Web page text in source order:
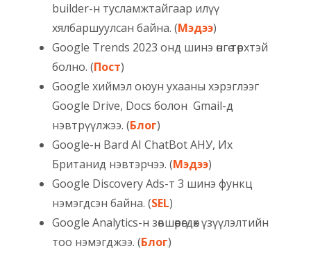
builder-н тусламжтайгаар илүү
хялбаршуулсан байна. (Мэдээ)
Google Trends 2023 онд шинэ өнгө төрхтэй
болно. (Пост)
Google хиймэл оюун ухааны хэрэглээг
Google Drive, Docs болон Gmail-д
нэвтрүүлжээ. (Блог)
Google-н Bard AI ChatBot АНУ, Их
Британид нэвтэрчээ. (Мэдээ)
Google Discovery Ads-т 3 шинэ функц
нэмэгдсэн байна. (SEL)
Google Аnalytics-н зөвшөөрөгдөх үзүүлэлтийн
тоо нэмэгджээ. (Блог)